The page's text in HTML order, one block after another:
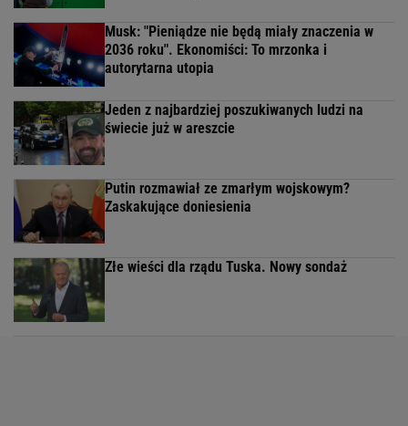
Musk: "Pieniądze nie będą miały znaczenia w
2036 roku". Ekonomiści: To mrzonka i
autorytarna utopia
Jeden z najbardziej poszukiwanych ludzi na
świecie już w areszcie
Putin rozmawiał ze zmarłym wojskowym?
Zaskakujące doniesienia
Złe wieści dla rządu Tuska. Nowy sondaż